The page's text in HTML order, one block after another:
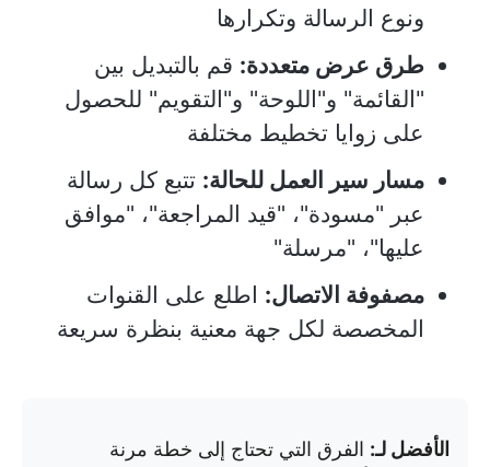
ونوع الرسالة وتكرارها
طرق عرض متعددة: قم بالتبديل بين
"القائمة" و"اللوحة" و"التقويم" للحصول
على زوايا تخطيط مختلفة
مسار سير العمل للحالة: تتبع كل رسالة
عبر "مسودة"، "قيد المراجعة"، "موافق
عليها"، "مرسلة"
مصفوفة الاتصال: اطلع على القنوات
المخصصة لكل جهة معنية بنظرة سريعة
الأفضل لـ: الفرق التي تحتاج إلى خطة مرنة